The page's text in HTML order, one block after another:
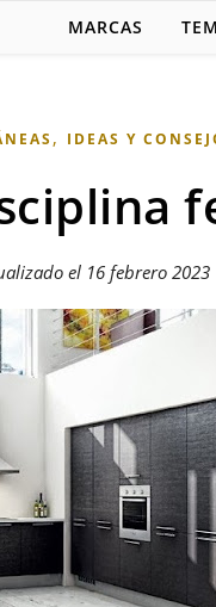
MARCAS
, IDEAS Y
el 16 febrero 2023